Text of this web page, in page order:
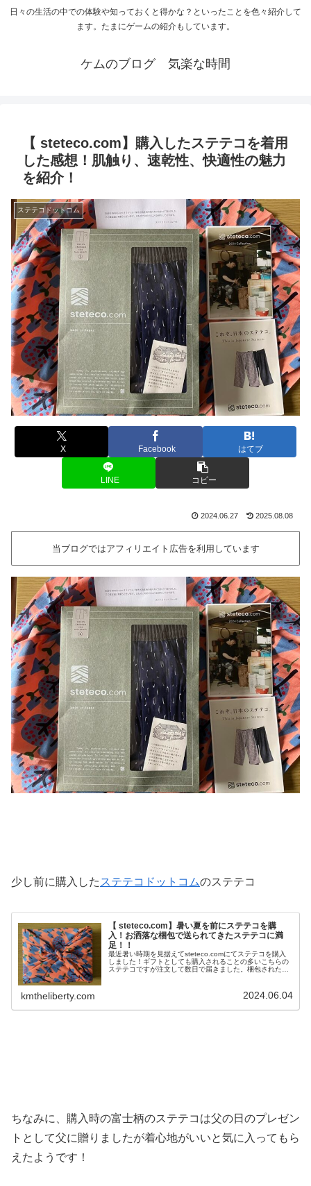
日々の生活の中での体験や知っておくと得かな？といったことを色々紹介して
ます。たまにゲームの紹介もしています。
ケムのブログ 気楽な時間
【 steteco.com】購入したステテコを着用
した感想！肌触り、速乾性、快適性の魅力
を紹介！
ステテコドットコム
X Facebook はてブ
LINE コピー
2024.06.27 2025.08.08
当ブログではアフィリエイト広告を利用しています
少し前に購入した ステテコドットコムのステテコ
【 steteco.com】暑い夏を前にステテコを購
入！お洒落な梱包で送られてきたステテコに満
足！！
最近暑い時期を見据えてsteteco.comにてステテコを購入
しました！ギフトとしても購入されることの多いこちらの
ステテコですが注文して数日で届きました。梱包された紙
kmtheliberty.com 2024.06.04
ちなみに、購入時の富士柄のステテコは父の日のプレゼン
トとして父に贈りましたが着心地がいいと気に入ってもら
えたようです！